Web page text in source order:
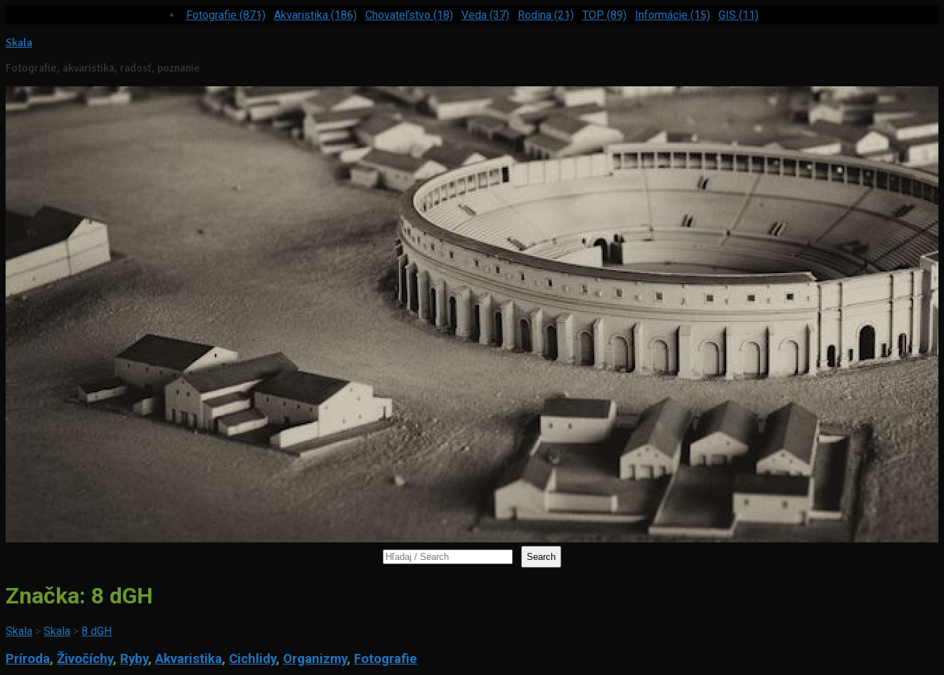
Fotografie (871) Akvaristika (186) Chovateľstvo (18) Veda (37) Rodina (21) TOP (89) Informácie (15) GIS (11)
Skala
Fotografie, akvaristika, radosť, poznanie
Search
for:
Značka: 8 dGH
Skala > Skala > 8 dGH
Príroda, Živočíchy, Ryby,Akvaristika, Cichlidy, Organizmy, Fotografie